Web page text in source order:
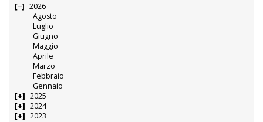
2026
Agosto
Luglio
Giugno
Maggio
Aprile
Marzo
Febbraio
Gennaio
2025
2024
2023